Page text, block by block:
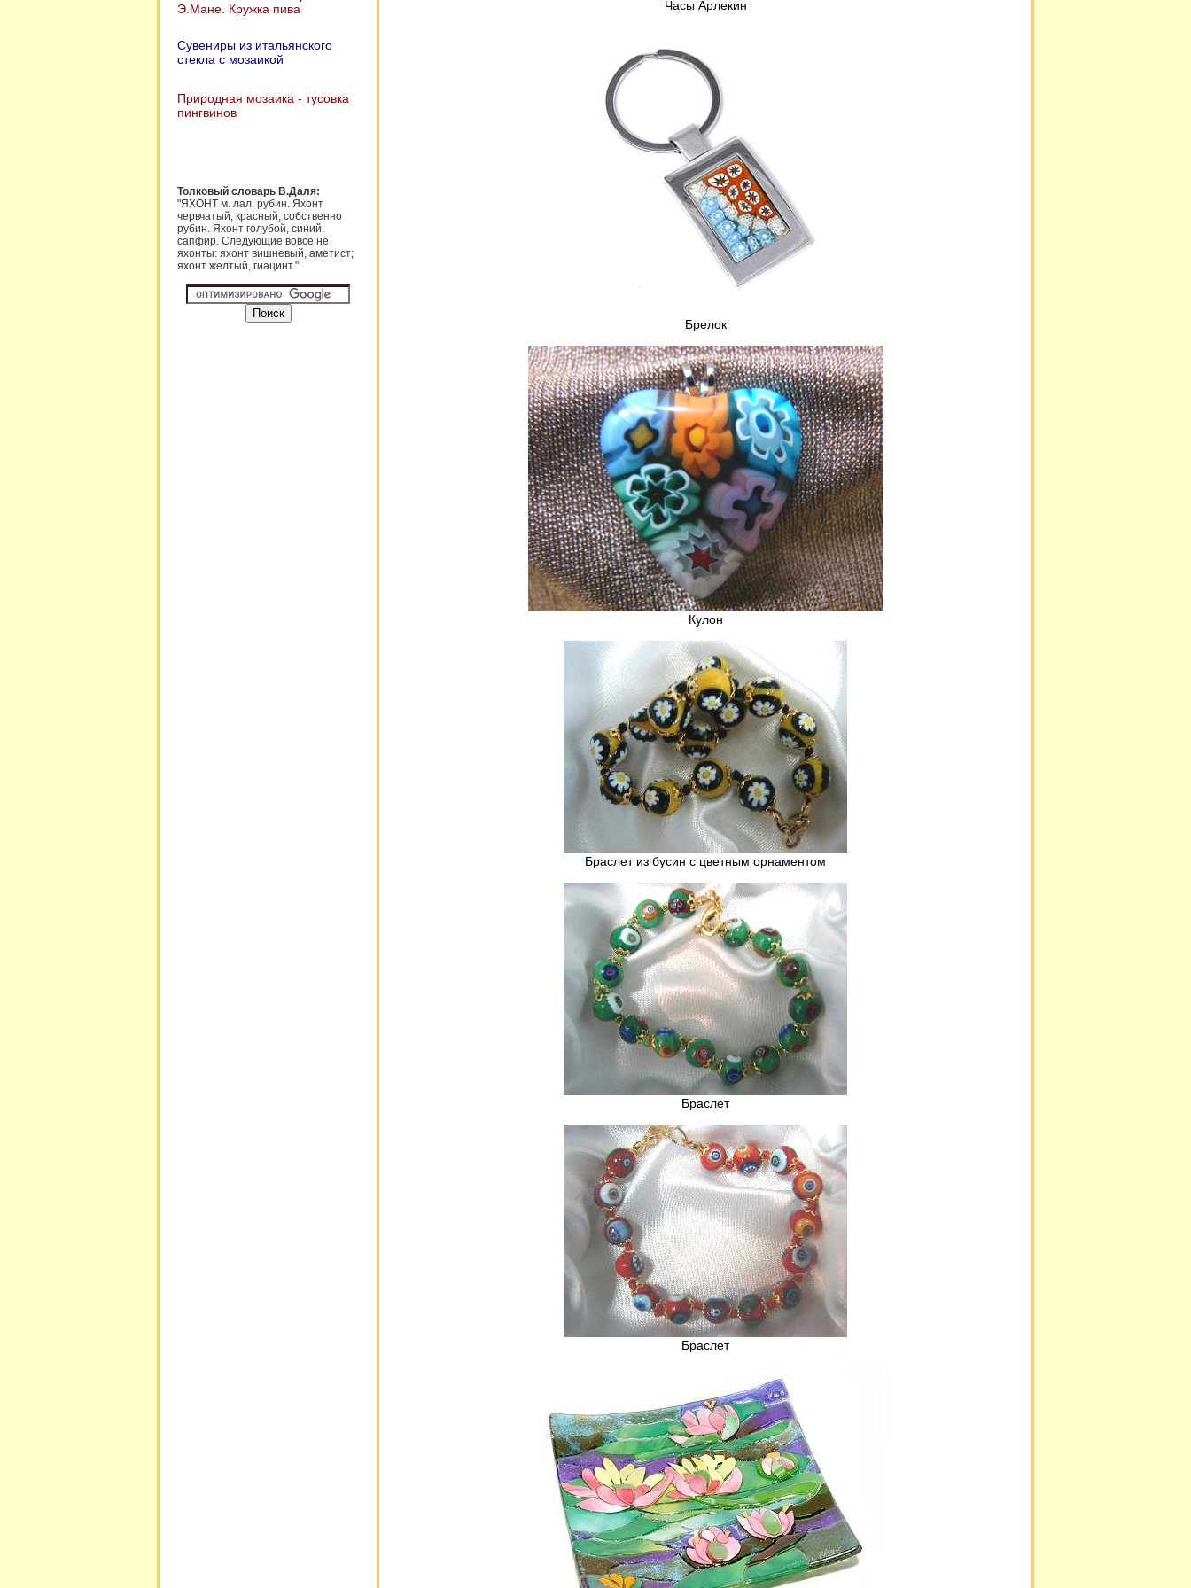
Э.Мане. Кружка пива
Сувениры из итальянского
стекла с мозаикой
Природная мозаика - тусовка
пингвинов
Толковый словарь В.Даля:
"ЯХОНТ м. лал, рубин. Яхонт
червчатый, красный, собственно
рубин. Яхонт голубой, синий,
сапфир. Следующие вовсе не
яхонты: яхонт вишневый, аметист;
яхонт желтый, гиацинт."
Часы Арлекин
Брелок
Кулон
Браслет из бусин с цветным орнаментом
Браслет
Браслет